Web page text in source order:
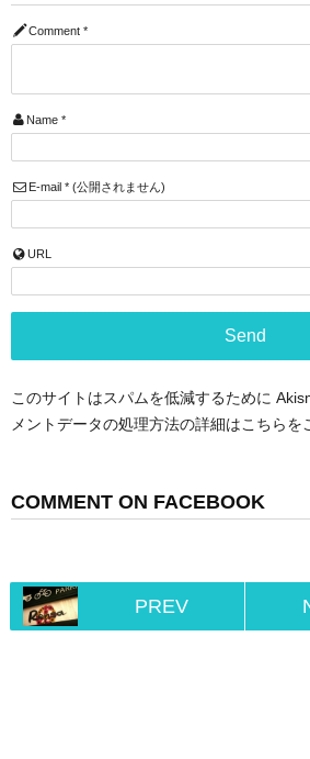
Comment *
Name *
E-mail *(公開されません)
URL
このサイトはスパムを低減するために
メントデータの処理方法の詳細はこちらを
COMMENT ON FACEBOOK
PREV